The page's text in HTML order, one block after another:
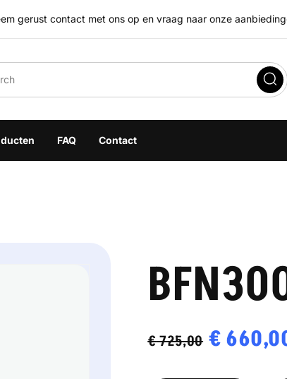
gerust contact met ons op en vraag naar onze
FAQ Contact
€725,00 €